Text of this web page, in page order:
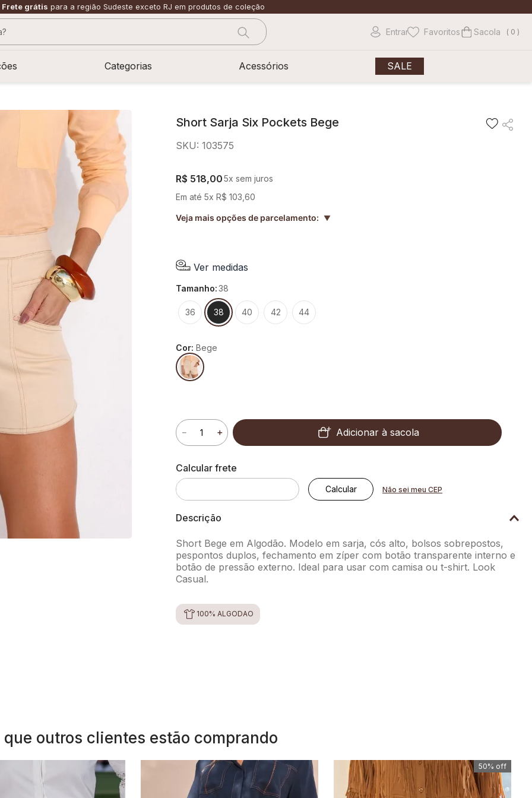
Frete grátis para a região Sudeste exceto RJ em produtos de coleção
Entrar Favoritos 0
Categorias Acessórios SALE
Short Sarja Six Pockets Bege
SKU: 103575
R$ 518,005x sem juros
Em até 5x R$ 103 60
Veja mais opções de parcelamento: ▲
Ver medidas
tamanho:38
36 38 40 42 44
Cor: Bege
＋
－ Adicionar à sacola
Não sei meu CEP
Descrição
Short Bege em Algodão. Modelo em sarja, cós alto, bolsos sobrepostos,
pespontos duplos, fechamento em zíper com botão transparente interno e
botão de pressão externo. Ideal para usar com camisa ou t-shirt. Look
Casual.
100% ALGODÃO
que outros clientes estão comprando
50% off